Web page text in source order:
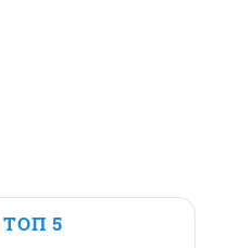
ТОП 5